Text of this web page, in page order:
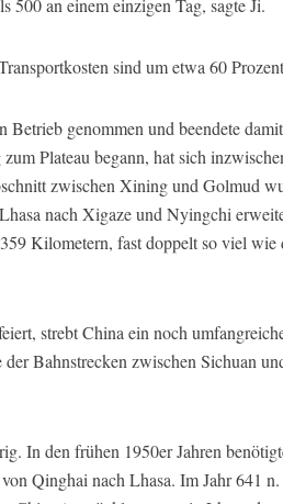
500 an einem einzigen Tag, sagte Ji.
sind um etwa 60
genommen und beendete
Plateau begann, hat sich
zwischen Xining und Golmud
nach Xigaze und Nyingchi
Kilometern, fast doppelt so viel
strebt China ein noch
Bahnstrecken zwischen Sichuan
In den frühen 1950er Jahren
Qinghai nach Lhasa. Im Jahr 641